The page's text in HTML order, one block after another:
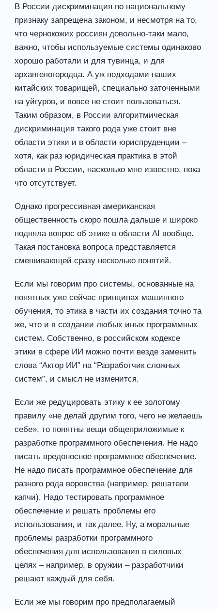
В России дискриминация по национальному
признаку запрещена законом, и несмотря на то,
что чернокожих россиян довольно-таки мало,
важно, чтобы используемые системы одинаково
хорошо работали и для тувинца, и для
архангелогородца. А уж подходами наших
китайских товарищей, специально заточенными
на уйгуров, и вовсе не стоит пользоваться.
Таким образом, в России алгоритмическая
дискриминация такого рода уже стоит вне
области этики и в области юриспруденции –
хотя, как раз юридическая практика в этой
области в России, насколько мне известно, пока
что отсутствует.
Однако прогрессивная американская
общественность скоро пошла дальше и широко
подняла вопрос об этике в области AI вообще.
Такая постановка вопроса представляется
смешивающей сразу несколько понятий.
Если мы говорим про системы, основанные на
понятных уже сейчас принципах машинного
обучения, то этика в части их создания точно та
же, что и в создании любых иных программных
систем. Собственно, в российском кодексе
этики в сфере ИИ можно почти везде заменить
слова “Актор ИИ” на “Разработчик сложных
систем”, и смысл не изменится.
Если же редуцировать этику к ее золотому
правилу «не делай другим того, чего не желаешь
себе», то понятны вещи общеприложимые к
разработке программного обеспечения. Не надо
писать вредоносное программное обеспечение.
Не надо писать программное обеспечение для
разного рода воровства (например, решатели
капчи). Надо тестировать программное
обеспечение и решать проблемы его
использования, и так далее. Ну, а моральные
проблемы разработки программного
обеспечения для использования в силовых
целях – например, в оружии – разработчики
решают каждый для себя.
Если же мы говорим про предполагаемый